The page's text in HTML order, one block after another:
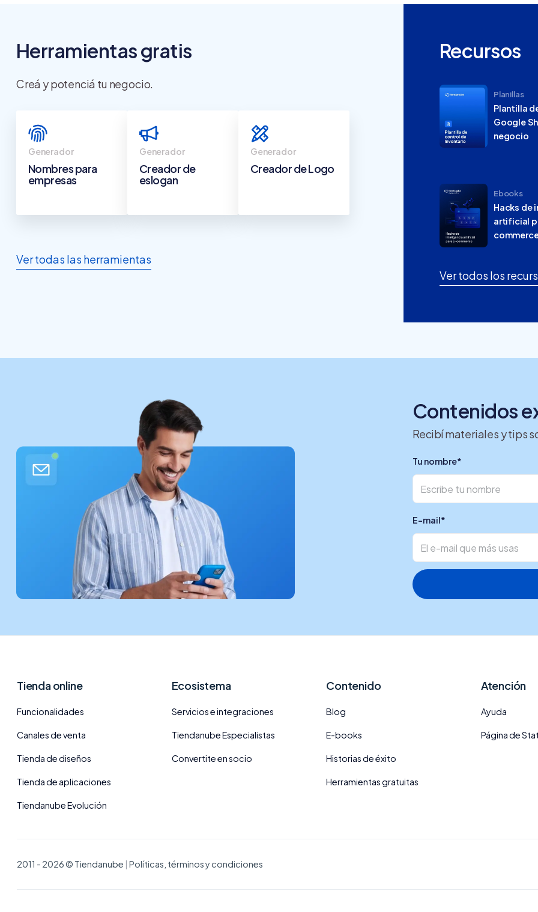
Herramientas gratis
Creá y potenciá tu negocio.
Generador
Nombres para
empresas
Generador
Creador de
eslogan
Generador
Creador de Logo
Ver todas las herramientas
Recursos
Planillas
Plantilla
Google
negocio
Ebooks
Hacks de
artificial
Ver todos los
Contenidos
Recibí materiales y tips
Tu nombre*
E-mail*
Tienda online
Funcionalidades
Canales de venta
Tienda de diseños
Tienda de aplicaciones
Tiendanube Evolución
Ecosistema
Servicios e integraciones
Tiendanube Especialistas
Convertite en socio
Contenido
Blog
E-books
Historias de éxito
Herramientas gratuitas
Atención
Ayuda
Página de
2011 - 2026 © Tiendanube | Políticas, términos y condiciones